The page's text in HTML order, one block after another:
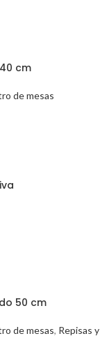
cm
de mesas
50 cm
de mesas, Repisas y